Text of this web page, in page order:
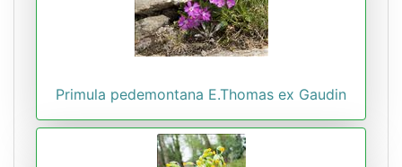
Primula pedemontana E.Thomas ex Gaudin